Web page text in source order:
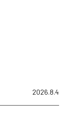
2026.8.4